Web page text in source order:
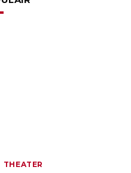
THEATER